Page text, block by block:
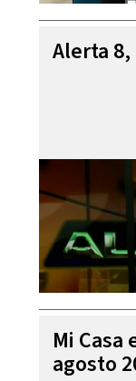
Alerta 8,
Mi Casa
agosto